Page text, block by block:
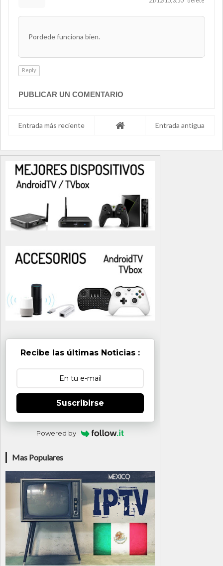
Pordede funciona bien.
Reply
PUBLICAR UN COMENTARIO
Entrada más reciente Entrada antigua
Recibe las últimas Noticias :
Suscribirse
Powered by
Mas Populares